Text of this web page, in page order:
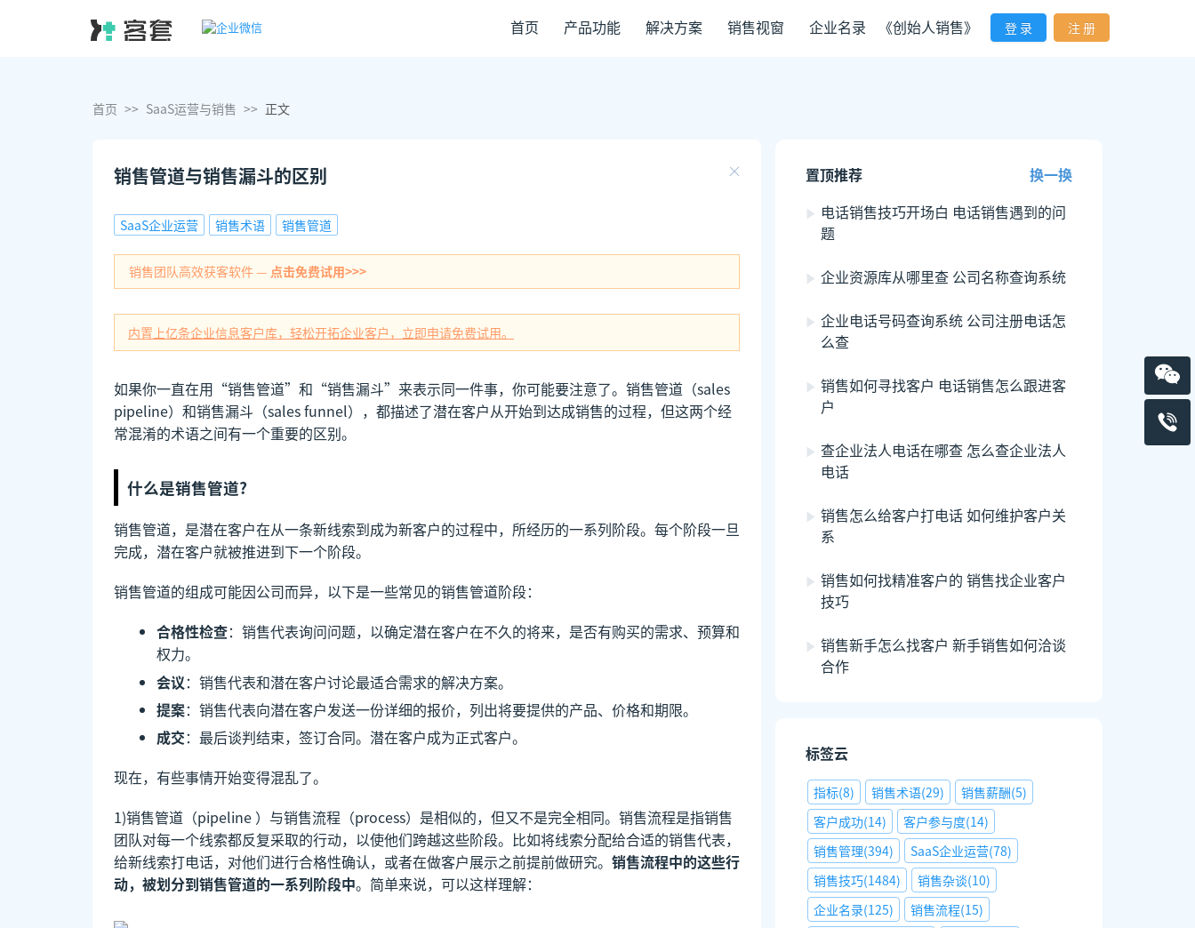
首页 产品功能 解决方案 销售视窗 企业名录 《创始人销售》 登 录 注 册
首页 >> SaaS运营与销售 >> 正文
销售管道与销售漏斗的区别
SaaS企业运营 销售术语 销售管道
销售团队高效获客软件 — 点击免费试用>>>
内置上亿条企业信息客户库，轻松开拓企业客户，立即申请免费试用。
如果你一直在用“销售管道”和“销售漏斗”来表示同一件事，你可能要注意了。销售管道（sales
pipeline）和销售漏斗（sales funnel），都描述了潜在客户从开始到达成销售的过程，但这两个经
常混淆的术语之间有一个重要的区别。
什么是销售管道?
销售管道，是潜在客户在从一条新线索到成为新客户的过程中，所经历的一系列阶段。每个阶段一旦
完成，潜在客户就被推进到下一个阶段。
销售管道的组成可能因公司而异，以下是一些常见的销售管道阶段：
合格性检查：销售代表询问问题，以确定潜在客户在不久的将来，是否有购买的需求、预算和
权力。
会议：销售代表和潜在客户讨论最适合需求的解决方案。
提案：销售代表向潜在客户发送一份详细的报价，列出将要提供的产品、价格和期限。
成交：最后谈判结束，签订合同。潜在客户成为正式客户。
现在，有些事情开始变得混乱了。
1)销售管道（pipeline ）与销售流程（process）是相似的，但又不是完全相同。销售流程是指销售
团队对每一个线索都反复采取的行动，以使他们跨越这些阶段。比如将线索分配给合适的销售代表，
给新线索打电话，对他们进行合格性确认，或者在做客户展示之前提前做研究。 销售流程中的这些行
动，被划分到销售管道的一系列阶段中。简单来说，可以这样理解：
置顶推荐
换一换
电话销售技巧开场白 电话销售遇到的问
题
企业资源库从哪里查 公司名称查询系统
企业电话号码查询系统 公司注册电话怎
么查
销售如何寻找客户 电话销售怎么跟进客
户
查企业法人电话在哪查 怎么查企业法人
电话
销售怎么给客户打电话 如何维护客户关
系
销售如何找精准客户的 销售找企业客户
技巧
销售新手怎么找客户 新手销售如何洽谈
合作
标签云
指标(8) 销售术语(29) 销售薪酬(5)
客户成功(14) 客户参与度(14)
销售管理(394) SaaS企业运营(78)
销售技巧(1484) 销售杂谈(10)
企业名录(125) 销售流程(15)